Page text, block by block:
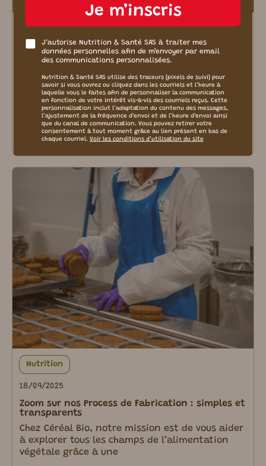
Nutrition
01/10/2025
Le bio, c’est quoi exactement ? Un label, des
preuves et un vrai engagement !
Parce que l’on trouve de plus en plus de produits
bio à des prix abordables dans les
supermarchés, certains pensent
Lire plus
Nutrition
18/09/2025
Zoom sur nos Process de Fabrication : simples et
transparents
Chez Céréal Bio, notre mission est de vous aider
à explorer tous les champs de l’alimentation
végétale grâce à une
Je m’inscris
J’autorise Nutrition & Santé SAS à traiter mes
données personnelles afin de m’envoyer par email
des communications personnalisées.
Nutrition & Santé SAS utilise des traceurs (pixels de suivi) pour
savoir si vous ouvrez ou cliquez dans les courriels et l’heure à
laquelle vous le faites afin de personnaliser la communication
en fonction de votre intérêt vis-à-vis des courriels reçus. Cette
personnalisation inclut l’adaptation du contenu des messages,
l’ajustement de la fréquence d’envoi et de l’heure d’envoi ainsi
que du canal de communication. Vous pouvez retirer votre
consentement à tout moment grâce au lien présent en bas de
chaque courriel. Voir les conditions d’utilisation du site